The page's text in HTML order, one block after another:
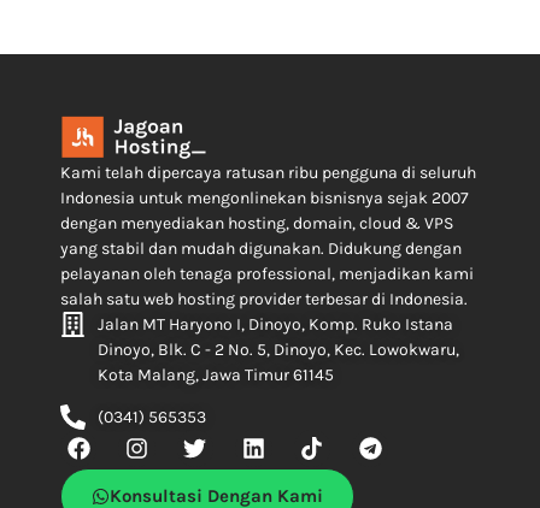
Kami telah dipercaya ratusan ribu pengguna di seluruh
Indonesia untuk mengonlinekan bisnisnya sejak 2007
dengan menyediakan hosting, domain, cloud & VPS
yang stabil dan mudah digunakan. Didukung dengan
pelayanan oleh tenaga professional, menjadikan kami
salah satu web hosting provider terbesar di Indonesia.
Jalan MT Haryono I, Dinoyo, Komp. Ruko Istana
Dinoyo, Blk. C - 2 No. 5, Dinoyo, Kec. Lowokwaru,
Kota Malang, Jawa Timur 61145
(0341) 565353
Konsultasi Dengan Kami